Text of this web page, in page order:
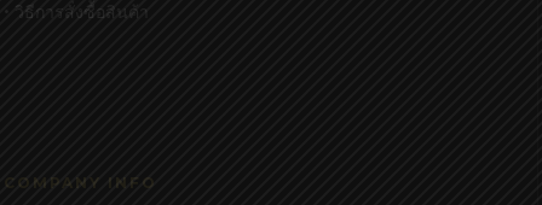
• วิธีการสั่งซื้อสินค้า
COMPANY INFO